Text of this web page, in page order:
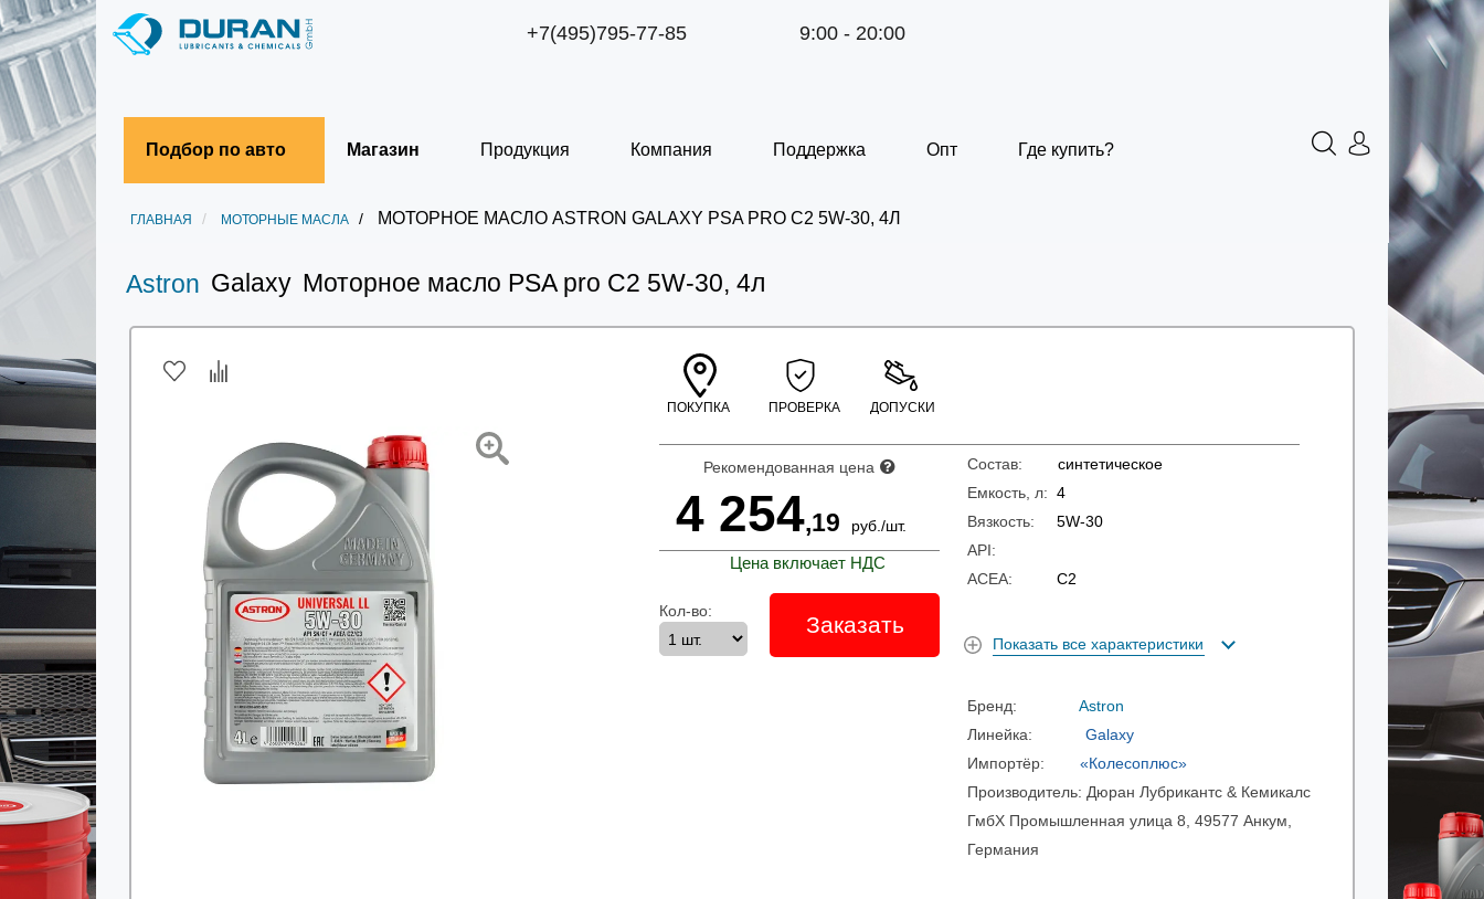
+7(495)795-77-85 9:00 - 20:00
Подбор по авто Магазин Продукция Компания Поддержка Опт Где купить?
ГЛАВНАЯ МОТОРНЫЕ МАСЛА МОТОРНОЕ МАСЛО ASTRON GALAXY PSA PRO C2 5W-30, 4Л
Astron Galaxy Моторное масло PSA pro C2 5W-30, 4л
ПОКУПКА ПРОВЕРКА ДОПУСКИ
Рекомендованная цена
4 254,19 руб./шт.
Цена включает НДС
Кол-во:
Заказать
Состав:синтетическое
Емкость, л:4
Вязкость:5W-30
API:
ACEA:C2
Бренд:Astron
Линейка:Galaxy
Импортёр:«Колесоплюс»
Производитель:Дюран Лубрикантс & Кемикалс
ГмбХ Промышленная улица 8, 49577 Анкум,
Германия
Показать все характеристики